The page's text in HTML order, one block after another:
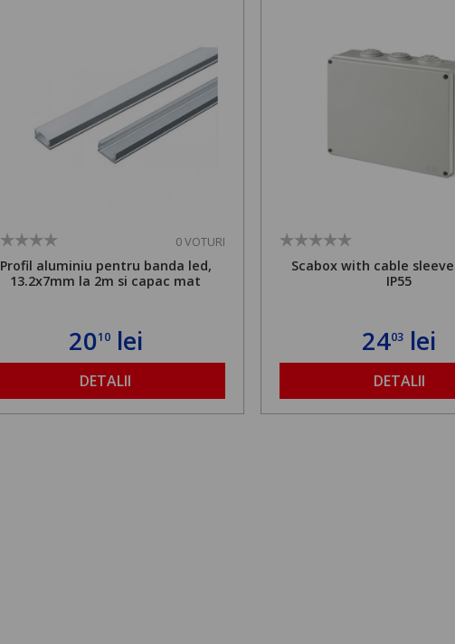
0 VOTURI
Profil aluminiu pentru banda led,
13.2x7mm la 2m si capac mat
2010lei
DETALII
Scabox with cable
IP55
2403 lei
DETALII